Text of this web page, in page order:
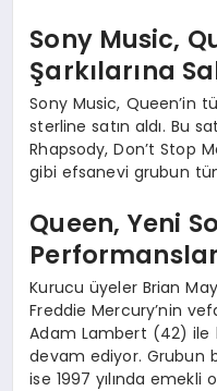
Sony Music,
Şarkılarına
Sony Music, Queen’in
sterline satın aldı. Bu
Rhapsody, Don’t Stop
gibi efsanevi grubun
Queen, Yeni
Kurucu üyeler Brian
Freddie Mercury’nin
Adam Lambert (42) ile
devam ediyor. Grubun
ise 1997 yılında emekli